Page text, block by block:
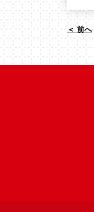
＜ 前へ